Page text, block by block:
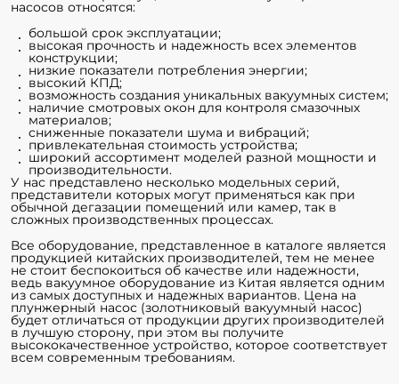
насосов относятся:
большой срок эксплуатации;
высокая прочность и надежность всех элементов
конструкции;
низкие показатели потребления энергии;
высокий КПД;
возможность создания уникальных вакуумных систем;
наличие смотровых окон для контроля смазочных
материалов;
сниженные показатели шума и вибраций;
привлекательная стоимость устройства;
широкий ассортимент моделей разной мощности и
производительности.
У нас представлено несколько модельных серий,
представители которых могут применяться как при
обычной дегазации помещений или камер, так в
сложных производственных процессах.
Все оборудование, представленное в каталоге является
продукцией китайских производителей, тем не менее
не стоит беспокоиться об качестве или надежности,
ведь вакуумное оборудование из Китая является одним
из самых доступных и надежных вариантов. Цена на
плунжерный насос (золотниковый вакуумный насос)
будет отличаться от продукции других производителей
в лучшую сторону, при этом вы получите
высококачественное устройство, которое соответствует
всем современным требованиям.